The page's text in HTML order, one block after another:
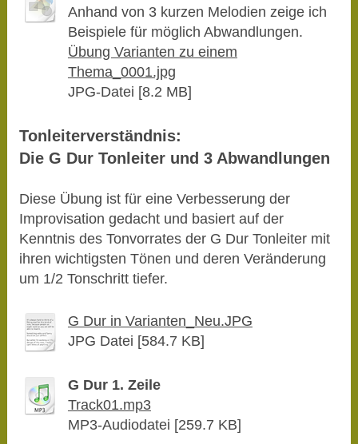
Anhand von 3 kurzen Melodien zeige ich
Beispiele für möglich Abwandlungen.
Übung Varianten zu einem
Thema_0001.jpg
JPG-Datei [8.2 MB]
Tonleiterverständnis:
Die G Dur Tonleiter und 3 Abwandlungen
Diese Übung ist für eine Verbesserung der
Improvisation gedacht und basiert auf der
Kenntnis des Tonvorrates der G Dur Tonleiter mit
ihren wichtigsten Tönen und deren Veränderung
um 1/2 Tonschritt tiefer.
G Dur in Varianten_Neu.JPG
JPG Datei [584.7 KB]
G Dur 1. Zeile
Track01.mp3
MP3-Audiodatei [259.7 KB]